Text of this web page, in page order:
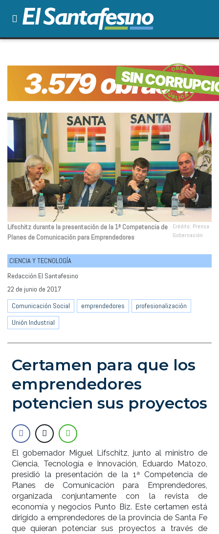
Lifschitz durante la presentación de la 1ª Competencia de
Planes de Comunicación para Emprendedores
Crédito: Prensa
Gobernación
CIENCIA Y TECNOLOGÍA
Redacción El Santafesino
22 de junio de 2017
Comunicación Social
emprendedores
profesionalización
Unión Industrial
Certamen para que los
emprendedores
potencien sus proyectos
El gobernador Miguel Lifschitz, junto al ministro de
Ciencia, Tecnología e Innovación, Eduardo Matozo,
presidió la presentación de la 1ª Competencia de
Planes de Comunicación para Emprendedores,
organizada conjuntamente con la revista de
economía y negocios Punto Biz. Este certamen está
dirigido a emprendedores de la provincia de Santa Fe
que quieran potenciar sus proyectos a través de